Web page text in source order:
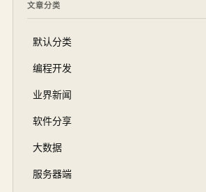
文章分类
默认分类
编程开发
业界新闻
软件分享
大数据
服务器端